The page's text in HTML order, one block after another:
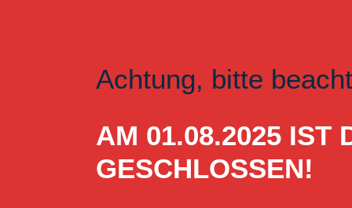
Achtung, bitte
AM 01.08.2025 IST
GESCHLOSSEN!